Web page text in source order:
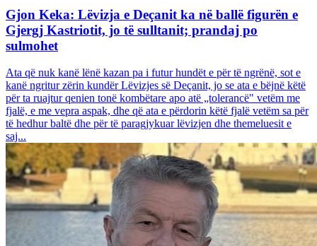
Gjon Keka: Lëvizja e Deçanit ka në ballë figurën e
Gjergj Kastriotit, jo të sulltanit; prandaj po
sulmohet
Ata që nuk kanë lënë kazan pa i futur hundët e për të ngrënë, sot e
kanë ngritur zërin kundër Lëvizjes së Deçanit, jo se ata e bëjnë këtë
për ta ruajtur qenien tonë kombëtare apo atë „tolerancë" vetëm me
fjalë, e me vepra aspak, dhe që ata e përdorin këtë fjalë vetëm sa për
të hedhur baltë dhe për të paragjykuar lëvizjen dhe themeluesit e
saj...